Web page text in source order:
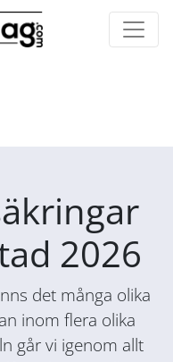
2026
det många olika
inom flera olika
går vi igenom allt